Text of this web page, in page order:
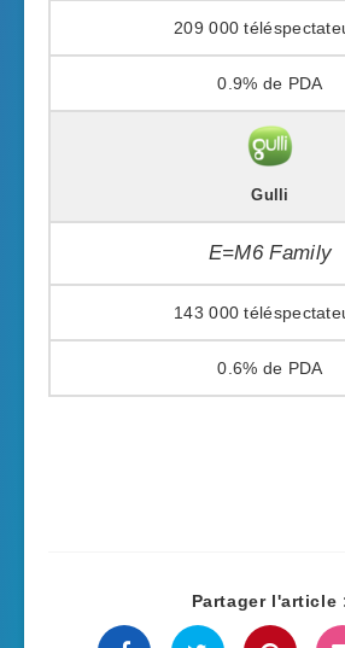
209 000
0.9%
Gulli
E=M6 Family
143 000
0.6%
Partager l'article